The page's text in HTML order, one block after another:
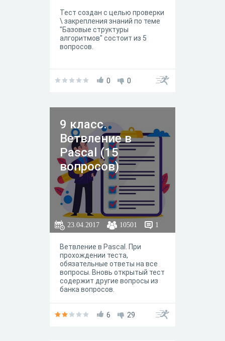
Тест создан с целью проверки
\ закрепления знаний по теме
"Базовые структуры
алгоритмов" состоит из 5
вопросов.
0 0
9 класс.
Ветвление в
Pascal (15
вопросов)
23.04.2017 10501 1
Ветвление в Pascal. При
прохождении теста,
обязательные ответы на все
вопросы. Вновь открытый тест
содержит другие вопросы из
банка вопросов.
6 29